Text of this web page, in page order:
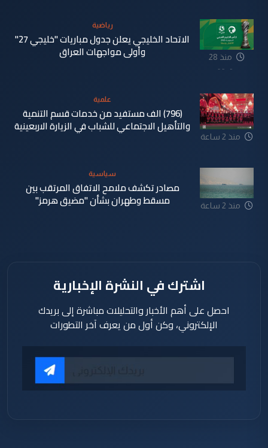
منذ 28
دقيقة
رياضية
الاتحاد الخليجي يعلن جدول مباريات "خليجي 27"
وأولى مواجهات العراق
منذ 2 ساعة
علمية
(796) الف مستفيد من خدمات قسم التنمية
والتأهيل الاجتماعي للشباب في الزيارة الاربعينية
منذ 2 ساعة
سياسية
مصادر تكشف ملامح الاتفاق المرتقب بين
مسقط وطهران بشأن "مضيق هرمز"
اشترك في النشرة الإخبارية
احصل على أهم الأخبار والتحليلات مباشرة إلى بريدك
الإلكتروني، وكن أول من يعرف آخر التطورات